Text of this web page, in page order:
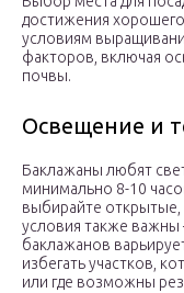
достижения
условиям
факторов, включая
почвы.
Освещение и
Баклажаны любят
минимально 8-10
выбирайте открытые,
условия также важны
баклажанов
избегать участков,
или где возможны